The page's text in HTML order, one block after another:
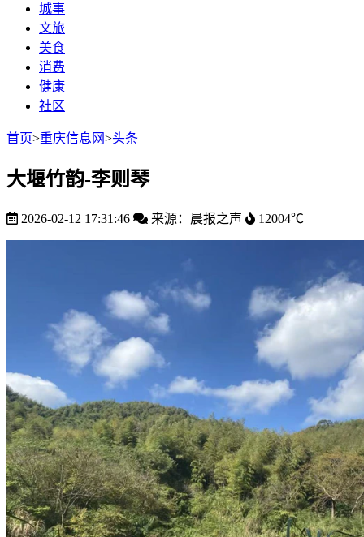
城事
文旅
美食
消费
健康
社区
首页>重庆信息网>头条
大堰竹韵-​李则琴
2026-02-12 17:31:46 来源：晨报之声 12004℃